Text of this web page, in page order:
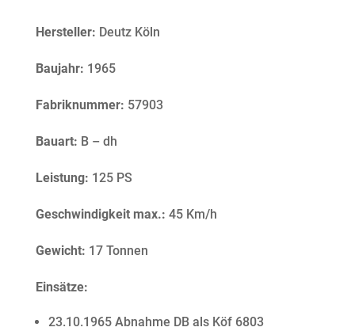
Hersteller: Deutz Köln
Baujahr: 1965
Fabriknummer: 57903
Bauart: B – dh
Leistung: 125 PS
Geschwindigkeit max.: 45 Km/h
Gewicht: 17 Tonnen
Einsätze:
23.10.1965 Abnahme DB als Köf 6803